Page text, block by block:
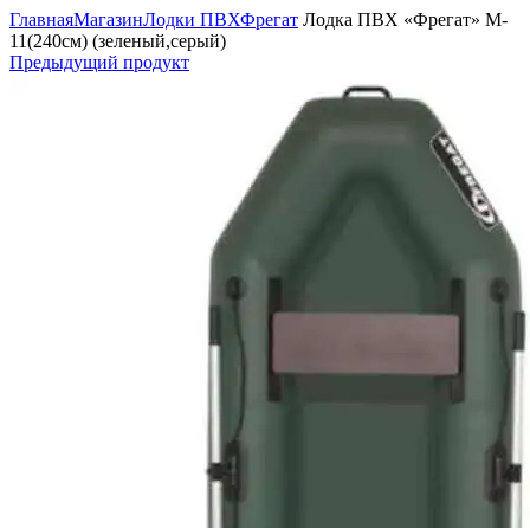
ГлавнаяМагазинЛодки ПВХФрегат Лодка ПВХ «Фрегат» M-
11(240см) (зеленый,серый)
Предыдущий продукт